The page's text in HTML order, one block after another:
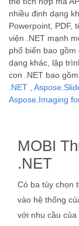
nhiều định dạng
Powerpoint, PDF,
viện .NET mạnh
phổ biến bao gồm
dạng khác, lập
con .NET bao gồm
.NET
Aspose.Imaging
MOBI
.NET
Có ba tùy chọn
vào hệ thống
với nhu cầu